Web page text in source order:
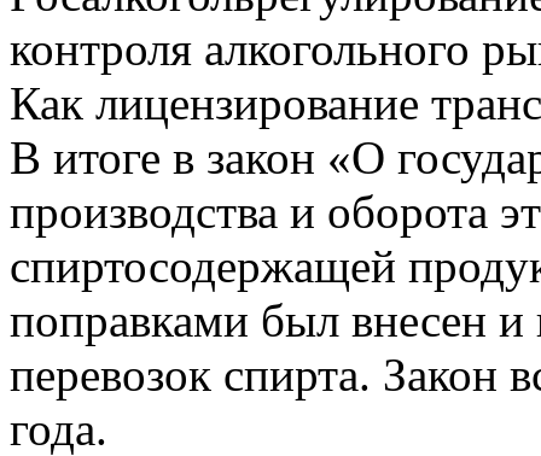
контроля алкогольного
Как лицензирование
В итоге в закон «О
производства и оборота
спиртосодержащей
поправками был внесен
перевозок спирта. Закон
года.